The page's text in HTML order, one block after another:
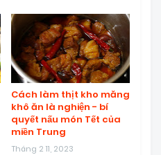
Cách làm thịt kho măng
khô ăn là nghiện - bí
quyết nấu món Tết của
miền Trung
Tháng 2 11, 2023